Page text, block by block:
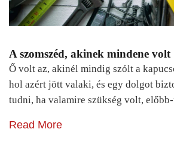
A szomszéd, akinek mindene volt
Ő volt az, akinél mindig szólt a
hol azért jött valaki, és egy dolgot
tudni, ha valamire szükség volt,
Read More